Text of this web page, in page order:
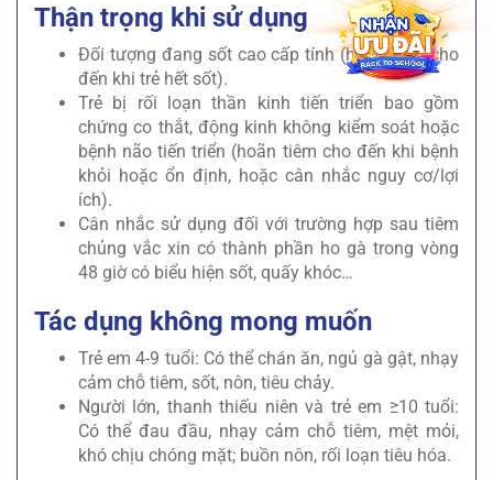
Thận trọng khi sử dụng
Đối tượng đang sốt cao cấp tính (hoãn tiêm cho
đến khi trẻ hết sốt).
Trẻ bị rối loạn thần kinh tiến triển bao gồm
chứng co thắt, động kinh không kiểm soát hoặc
bệnh não tiến triển (hoãn tiêm cho đến khi bệnh
khỏi hoặc ổn định, hoặc cân nhắc nguy cơ/lợi
ích).
Cân nhắc sử dụng đối với trường hợp sau tiêm
chủng vắc xin có thành phần ho gà trong vòng
48 giờ có biểu hiện sốt, quấy khóc…
Tác dụng không mong muốn
Trẻ em 4-9 tuổi: Có thể chán ăn, ngủ gà gật, nhạy
cảm chỗ tiêm, sốt, nôn, tiêu chảy.
Người lớn, thanh thiếu niên và trẻ em ≥10 tuổi:
Có thể đau đầu, nhạy cảm chỗ tiêm, mệt mỏi,
khó chịu chóng mặt; buồn nôn, rối loạn tiêu hóa.